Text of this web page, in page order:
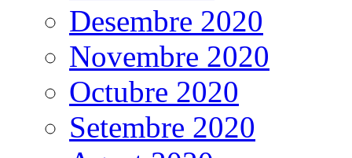
Desembre 2020
Novembre 2020
Octubre 2020
Setembre 2020